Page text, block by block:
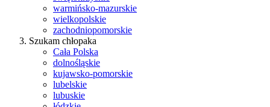
warmińsko-mazurskie
wielkopolskie
zachodniopomorskie
Szukam chłopaka
Cała Polska
dolnośląskie
kujawsko-pomorskie
lubelskie
lubuskie